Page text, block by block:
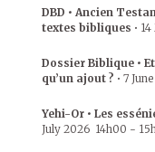
DBD • Ancien
textes bibliques •
Dossier Biblique •
qu’un ajout ? • 7
Yehi-Or • Les
July 2026 14h00 -